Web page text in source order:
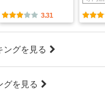
3.31
ングを見る
グを見る